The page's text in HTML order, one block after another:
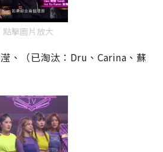
點擊圖片放大
、（已淘汰：Dru、Carina、蘇